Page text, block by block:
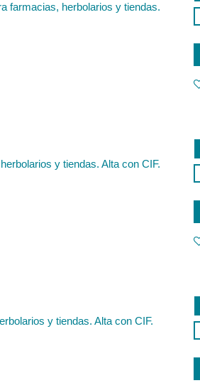
farmacias, herbolarios y tiendas.
y tiendas. Alta con CIF.
y tiendas. Alta con CIF.